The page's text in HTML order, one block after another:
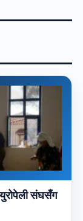
युरोपेली संघसँग